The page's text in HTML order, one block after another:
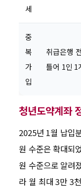
세
중
복
가
입
취급은행
틀어 1인 1
청년도약계좌
2025년 1월 납입
원 수준은 확대되
원 수준으로 알려
라 월 최대 3만 3